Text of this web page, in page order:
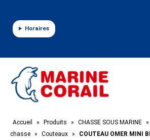
Horaires
Accueil » Produits » CHASSE SOUS MARINE »
chasse » Couteaux » COUTEAU OMER MINI